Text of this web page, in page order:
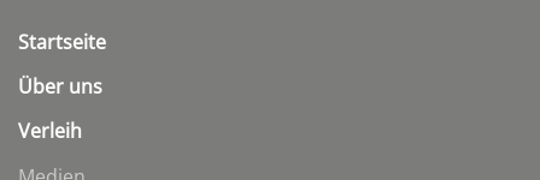
Startseite
Über uns
Verleih